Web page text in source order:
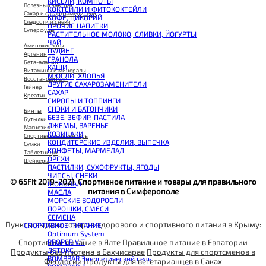
CHIKALAB Вафля двойная с начинкой
SNAQ FABRIQ Вафли с начинкой
SNAQ FABRIQ Хлебцы рисовые
SNAQ FABRIQ Батончик шоколадный без сахара Qwikler
SNAQ FABRIQ Батончик в шоколаде Coco
SNAQ FABRIQ Батончик в шоколаде Snaqer
КОКТЕЙЛИ И ФИТОКОКТЕЙЛИ
КОФЕ, ЦИКОРИЙ
ПРОЧИЕ НАПИТКИ
РАСТИТЕЛЬНОЕ МОЛОКО, СЛИВКИ, ЙОГУРТЫ
ЧАЙ
ПУДИНГ
ГРАНОЛА
КАШИ
МЮСЛИ, ХЛОПЬЯ
ДРУГИЕ САХАРОЗАМЕНИТЕЛИ
САХАР
СИРОПЫ И ТОППИНГИ
СНЭКИ И БАТОНЧИКИ
БЕЗЕ, ЗЕФИР, ПАСТИЛА
ДЖЕМЫ, ВАРЕНЬЕ
КОЗИНАКИ
КОНДИТЕРСКИЕ ИЗДЕЛИЯ, ВЫПЕЧКА
КОНФЕТЫ, МАРМЕЛАД
ОРЕХИ
ПАСТИЛКИ, СУХОФРУКТЫ, ЯГОДЫ
ЧИПСЫ, СНЕКИ
ШОКОЛАД
МАСЛА
МОРСКИЕ ВОДОРОСЛИ
ПОРОШКИ, СМЕСИ
СЕМЕНА
СПОРТИВНОЕ ПИТАНИЕ
Optimum System
PROPER VIT
ДЕТОКС
BOMBBAR Энергетический гель
Полезный завтрак
Сахар и сахарозаменители
Сладости и снеки
Суперфуды
Аминокислоты
Аргенин
Бета-аланин
Витамины и минералы
Восстановители
Гейнер
Креатин
Бинты
Бутылки
Магнезия
Спортивный инвентарь
Сумки
Таблетницы
Шейкеры
© 65Fit 2019-2021. Спортивное питание и товары для правильного
питания в Симферополе
Пункты выдачи товаров здорового и спортивного питания в Крыму:
Спортивное питание в Ялте Правильное питание в Евпатории
Продукты без глютена в Бахчисарае Продукты для спортсменов в
ФеодосииПродукты для вегетарианцев в Саках